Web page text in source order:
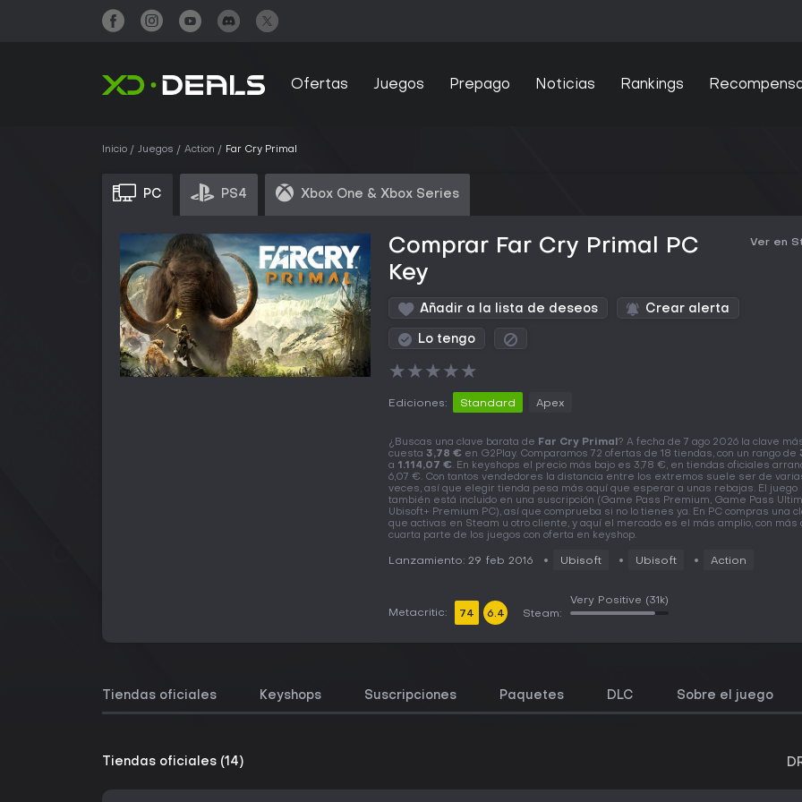
Ofertas Juegos Prepago Noticias Rankings
Inicio Juegos Action Far Cry Primal
PC PS4 Xbox One & Xbox Series
Comprar Far Cry Primal PC
Key
Ver en
Añadir a la lista de deseos Crear alerta
Lo tengo
★★★★★
Ediciones: Standard Apex
¿Buscas una clave barata de Far Cry Primal ? A fecha de 7 ago 2026 la clave
cuesta 3,78 € en G2Play. Comparamos 72 ofertas de 18 tiendas, con un rango de
a 1.114,07 €. En keyshops el precio más bajo es 3,78 €, en tiendas oficiales
6,07 €. Con tantos vendedores la distancia entre los extremos suele ser de
veces, así que elegir tienda pesa más aquí que esperar a unas rebajas. El juego
también está incluido en una suscripción (Game Pass Premium, Game Pass
Ubisoft+ Premium PC), así que comprueba si no lo tienes ya. En PC compras una
que activas en Steam u otro cliente, y aquí el mercado es el más amplio, con más
cuarta parte de los juegos con oferta en keyshop.
Lanzamiento: 29 feb 2016 Ubisoft Ubisoft Action
Metacritic: 74 6.4 Steam:
Very Positive (31k)
Tiendas oficiales Keyshops Suscripciones Paquetes DLC Sobre el juego
Tiendas oficiales (14)